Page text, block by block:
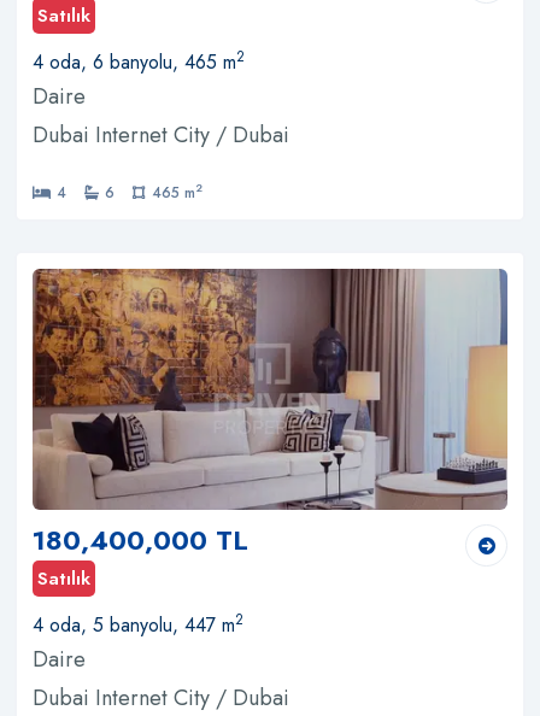
Satılık
4 oda, 6 banyolu, 465 m2
Daire
Dubai Internet City / Dubai
4 6 465 m2
180,400,000 TL
Satılık
4 oda, 5 banyolu, 447 m2
Daire
Dubai Internet City / Dubai